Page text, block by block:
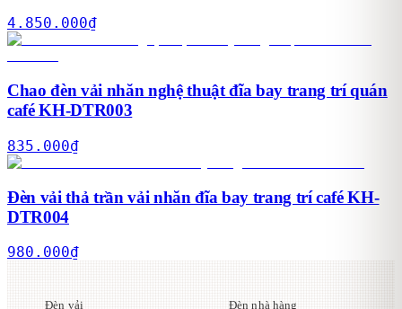
4.850.000₫
Chao đèn vải nhăn nghệ thuật đĩa bay trang trí quán
café KH-DTR003
835.000₫
Đèn vải thả trần vải nhăn đĩa bay trang trí café KH-
DTR004
980.000₫
Đèn vải
Đèn nhà hàng